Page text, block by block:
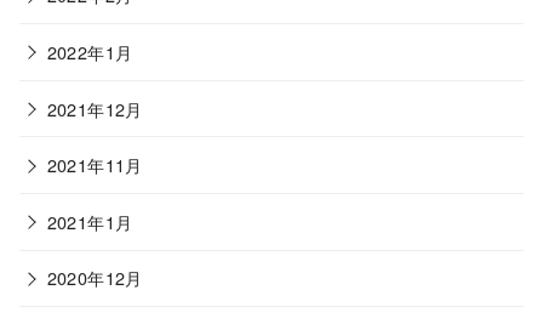
2022年1月
2021年12月
2021年11月
2021年1月
2020年12月